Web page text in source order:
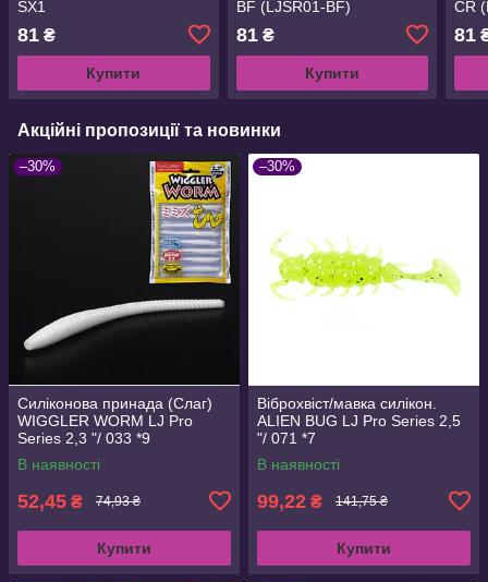
SX1
81 ₴
Купити
BF (LJSR01-BF)
81₴
Купити
CR
81
Акційні пропозиції та новинки
–30%
Силіконова принада (Слаг)
WIGGLER WORM LJ Pro
Series 2,3 "/ 033 *9
В наявності
52,45 ₴ 74,93 ₴
Купити
–30%
Віброхвіст/мавка силікон.
ALIEN BUG LJ Pro Series 2,5
"/ 071 *7
В наявності
99,22 ₴ 141,75 ₴
Купити